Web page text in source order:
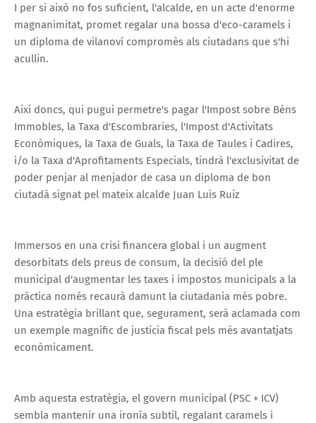
I per si això no fos suficient, l'alcalde, en un acte d'enorme
magnanimitat, promet regalar una bossa d'eco-caramels i
un diploma de vilanoví compromès als ciutadans que s'hi
acullin.
Així doncs, qui pugui permetre's pagar l'Impost sobre Béns
Immobles, la Taxa d'Escombraries, l'Impost d'Activitats
Econòmiques, la Taxa de Guals, la Taxa de Taules i Cadires,
i/o la Taxa d'Aprofitaments Especials, tindrà l'exclusivitat de
poder penjar al menjador de casa un diploma de bon
ciutadà signat pel mateix alcalde Juan Luis Ruiz
Immersos en una crisi financera global i un augment
desorbitats dels preus de consum, la decisió del ple
municipal d'augmentar les taxes i impostos municipals a la
pràctica només recaurà damunt la ciutadania més pobre.
Una estratègia brillant que, segurament, serà aclamada com
un exemple magnífic de justícia fiscal pels més avantatjats
econòmicament.
Amb aquesta estratègia, el govern municipal (PSC + ICV)
sembla mantenir una ironía subtil, regalant caramels i